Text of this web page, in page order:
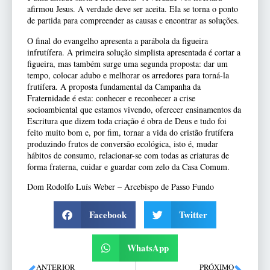
afirmou Jesus. A verdade deve ser aceita. Ela se torna o ponto
de partida para compreender as causas e encontrar as soluções.
O final do evangelho apresenta a parábola da figueira
infrutífera. A primeira solução simplista apresentada é cortar a
figueira, mas também surge uma segunda proposta: dar um
tempo, colocar adubo e melhorar os arredores para torná-la
frutífera. A proposta fundamental da Campanha da
Fraternidade é esta: conhecer e reconhecer a crise
socioambiental que estamos vivendo, oferecer ensinamentos da
Escritura que dizem toda criação é obra de Deus e tudo foi
feito muito bom e, por fim, tornar a vida do cristão frutífera
produzindo frutos de conversão ecológica, isto é, mudar
hábitos de consumo, relacionar-se com todas as criaturas de
forma fraterna, cuidar e guardar com zelo da Casa Comum.
Dom Rodolfo Luís Weber – Arcebispo de Passo Fundo
Facebook Twitter
WhatsApp
ANTERIOR PRÓXIMO